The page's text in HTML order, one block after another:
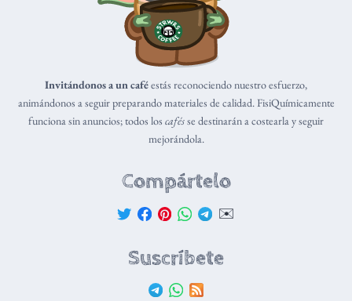
Invitándonos a un caféestás reconociendo nuestro esfuerzo,
animándonos a seguir preparando materiales de calidad. FisiQuímicamente
funciona sin anuncios; todos los cafésse destinarán a costearla y seguir
mejorándola.
Compártelo
✉️
Suscríbete